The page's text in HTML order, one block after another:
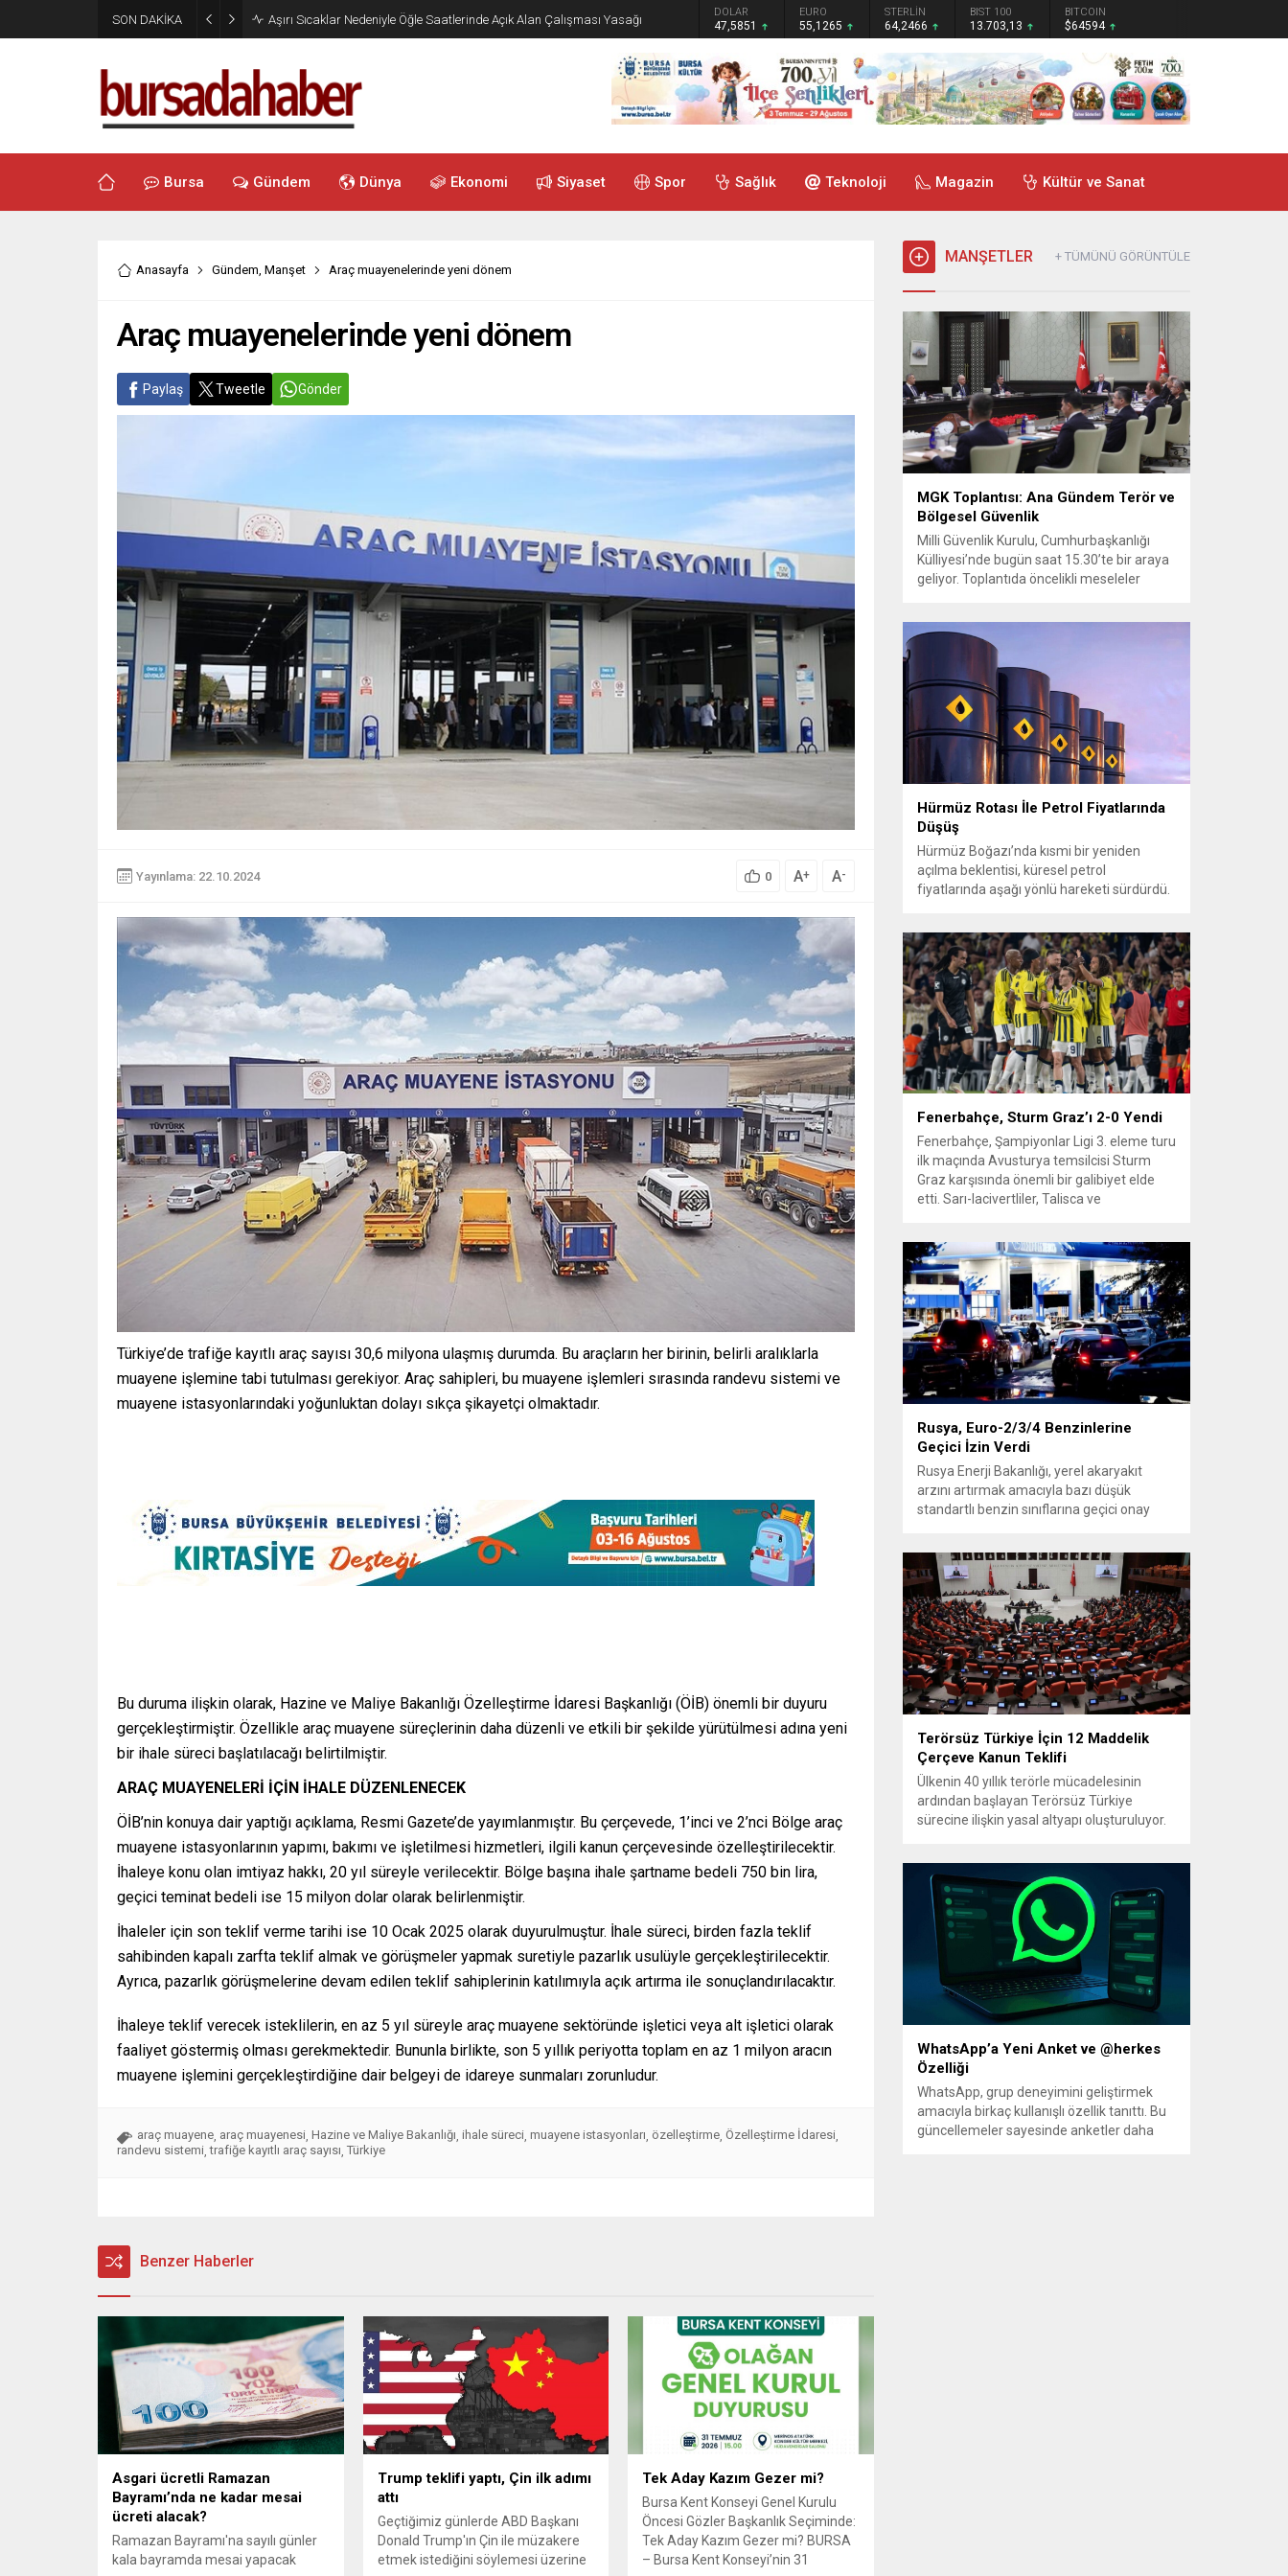
SON DAKİKA Aşırı Sıcaklar Nedeniyle Öğle Saatlerinde Açık Alan Çalışması YasağıGRAM ALTIN
6.552,32
DOLAR
47,5851
EURO
55,1265
STERLİN
64,2466
BIST 100
13.703,13
BITCOIN
$64594
Bursa Gündem Dünya Ekonomi Siyaset Spor Sağlık Teknoloji Magazin Kültür ve Sanat
Anasayfa Gündem, Manşet Araç muayenelerinde yeni dönem
Araç muayenelerinde yeni dönem
Paylaş Tweetle Gönder
Yayınlama: 22.10.2024 0 A+ A-
Türkiye’de trafiğe kayıtlı araç sayısı 30,6 milyona ulaşmış durumda. Bu araçların her birinin, belirli aralıklarla
muayene işlemine tabi tutulması gerekiyor. Araç sahipleri, bu muayene işlemleri sırasında randevu sistemi ve
muayene istasyonlarındaki yoğunluktan dolayı sıkça şikayetçi olmaktadır.
Bu duruma ilişkin olarak, Hazine ve Maliye Bakanlığı Özelleştirme İdaresi Başkanlığı (ÖİB) önemli bir duyuru
gerçekleştirmiştir. Özellikle araç muayene süreçlerinin daha düzenli ve etkili bir şekilde yürütülmesi adına yeni
bir ihale süreci başlatılacağı belirtilmiştir.
ARAÇ MUAYENELERİ İÇİN İHALE DÜZENLENECEK
ÖİB’nin konuya dair yaptığı açıklama, Resmi Gazete’de yayımlanmıştır. Bu çerçevede, 1’inci ve 2’nci Bölge araç
muayene istasyonlarının yapımı, bakımı ve işletilmesi hizmetleri, ilgili kanun çerçevesinde özelleştirilecektir.
İhaleye konu olan imtiyaz hakkı, 20 yıl süreyle verilecektir. Bölge başına ihale şartname bedeli 750 bin lira,
geçici teminat bedeli ise 15 milyon dolar olarak belirlenmiştir.
İhaleler için son teklif verme tarihi ise 10 Ocak 2025 olarak duyurulmuştur. İhale süreci, birden fazla teklif
sahibinden kapalı zarfta teklif almak ve görüşmeler yapmak suretiyle pazarlık usulüyle gerçekleştirilecektir.
Ayrıca, pazarlık görüşmelerine devam edilen teklif sahiplerinin katılımıyla açık artırma ile sonuçlandırılacaktır.
İhaleye teklif verecek isteklilerin, en az 5 yıl süreyle araç muayene sektöründe işletici veya alt işletici olarak
faaliyet göstermiş olması gerekmektedir. Bununla birlikte, son 5 yıllık periyotta toplam en az 1 milyon aracın
muayene işlemini gerçekleştirdiğine dair belgeyi de idareye sunmaları zorunludur.
araç muayene araç muayenesi Hazine ve Maliye Bakanlığı ihale süreci muayene istasyonları özelleştirme Özelleştirme İdaresi
randevu sistemi ,trafiğe kayıtlı araç sayısı Türkiye
Benzer Haberler
Asgari ücretli Ramazan
Bayramı’nda ne kadar mesai
ücreti alacak?
Ramazan Bayramı'na sayılı günler
kala bayramda mesai yapacak
Trump teklifi yaptı, Çin ilk adımı
attı
Geçtiğimiz günlerde ABD Başkanı
Donald Trump'ın Çin ile müzakere
etmek istediğini söylemesi üzerine
Tek Aday Kazım Gezer mi?
Bursa Kent Konseyi Genel Kurulu
Öncesi Gözler Başkanlık Seçiminde:
Tek Aday Kazım Gezer mi? BURSA
– Bursa Kent Konseyi’nin 31
MANŞETLER + TÜMÜNÜ GÖRÜNTÜLE
MGK Toplantısı: Ana Gündem Terör ve
Bölgesel Güvenlik
Milli Güvenlik Kurulu, Cumhurbaşkanlığı
Külliyesi’nde bugün saat 15.30’te bir araya
geliyor. Toplantıda öncelikli meseleler
Terörsüz Türkiye Kanun Teklifi
çerçevesinde, örgütün silah bırakma
sürecinin mevcut durumu ve istihbarat
raporları detaylı şekilde değerlendirilecek.
Ayrıca, yürütülen operasyonlar ve
koordinasyon mekanizmaları masada
olacak....
Hürmüz Rotası İle Petrol Fiyatlarında
Düşüş
Hürmüz Boğazı’nda kısmi bir yeniden
açılma beklentisi, küresel petrol
fiyatlarında aşağı yönlü hareketi sürdürdü.
işlem görürken, Türkiye piyasalarının takip
ettiği Brent petrol ise yaklaşık 78 dolar
civarındaydı. İran ile Umman arasında
varılan ve Hürmüz üzerinden alternatif bir
nakliye...
Fenerbahçe, Sturm Graz’ı 2-0 Yendi
Fenerbahçe, Şampiyonlar Ligi 3. eleme turu
ilk maçında Avusturya temsilcisi Sturm
Graz karşısında önemli bir galibiyet elde
etti. Sarı-lacivertliler, Talisca ve
sağladı. Karşılaşma sonrası takım yönetimi
mücadeleyi değerlendirdi ve gelecek
planlarına dair bilgi verdi. Futboldan
sorumlu yönetici Cihan Kamer,...
Rusya, Euro-2/3/4 Benzinlerine
Geçici İzin Verdi
Rusya Enerji Bakanlığı, yerel akaryakıt
arzını artırmak amacıyla bazı düşük
standartlı benzin sınıflarına geçici onay
2027’ye kadar kaldırıyor. Açıklamada bu
düzenlemenin kalıcı bir çevre politikası
değişikliği anlamına gelmediği
vurgulanıyor; kararın geçici olduğu ve uzun
vadeli çevre hedeflerinden sapma
amaçlanmadığı...
Terörsüz Türkiye İçin 12 Maddelik
Çerçeve Kanun Teklifi
Ülkenin 40 yıllık terörle mücadelesinin
ardından başlayan Terörsüz Türkiye
sürecine ilişkin yasal altyapı oluşturuluyor.
üzere hazırlandı ve teklifin 12 maddelik
düzenlemeleri kamuoyuyla paylaşıldı.
Hazırlanan düzenleme, örgütün fiili
varlığını sona erdirdiğinin ve tüm silah ile
mühimmatını teslim ettiğinin güvenlik
kurumlarınca tespiti...
WhatsApp’a Yeni Anket ve @herkes
Özelliği
WhatsApp, grup deneyimini geliştirmek
amacıyla birkaç kullanışlı özellik tanıttı. Bu
güncellemeler sayesinde anketler daha